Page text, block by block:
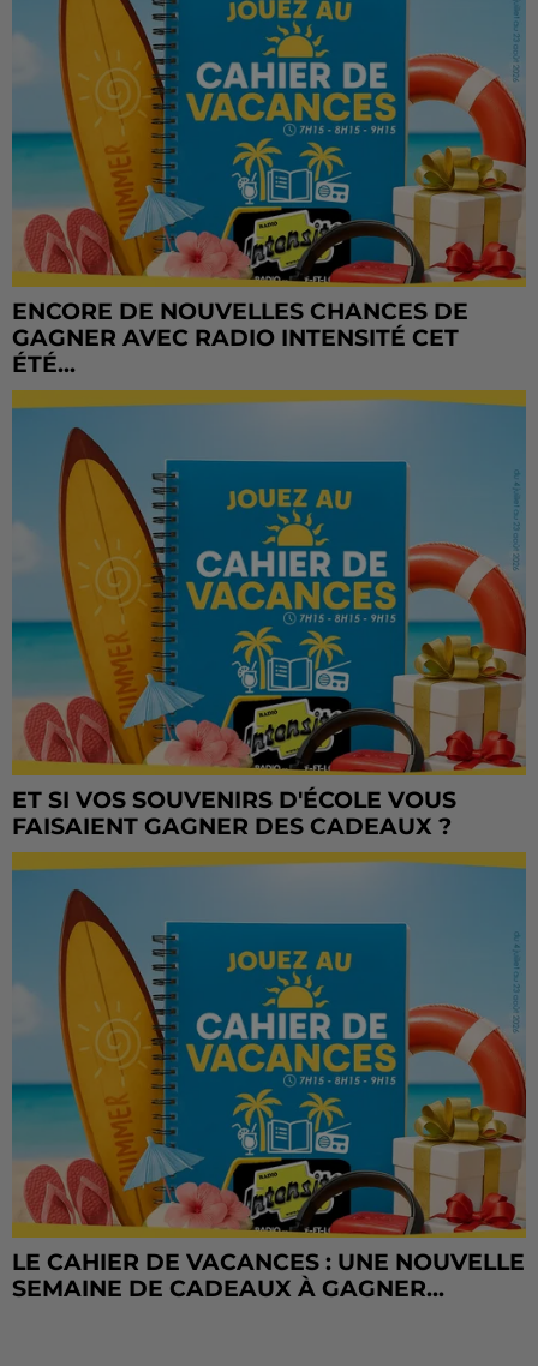
ENCORE DE NOUVELLES CHANCES DE
GAGNER AVEC RADIO INTENSITÉ CET
ÉTÉ...
ET SI VOS SOUVENIRS D'ÉCOLE VOUS
FAISAIENT GAGNER DES CADEAUX ?
LE CAHIER DE VACANCES : UNE NOUVELLE
SEMAINE DE CADEAUX À GAGNER...